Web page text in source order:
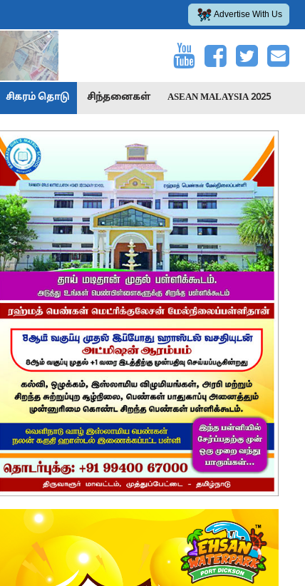
Advertise With Us
சிகரம் தொடு சிந்தனைகள் ASEAN MALAYSIA 2025